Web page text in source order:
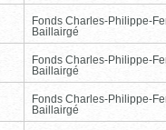
Fonds Charles-Philippe-
Baillairgé
Fonds Charles-Philippe-
Baillairgé
Fonds Charles-Philippe-
Baillairgé